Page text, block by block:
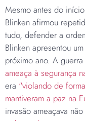
Mesmo antes do
Blinken afirmou
tudo, defender a
Blinken apresentou
próximo ano. A
ameaça à segurança
era "violando de
mantiveram a paz na
invasão ameaçava